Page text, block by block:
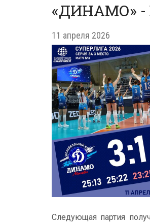
«ДИНАМО»
11 апреля 2026
Следующая партия